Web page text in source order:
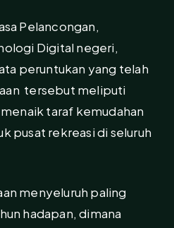
Pelancongan,
Digital negeri,
peruntukan yang telah
tersebut meliputi
taraf kemudahan
pusat rekreasi di seluruh
menyeluruh paling
hadapan, dimana